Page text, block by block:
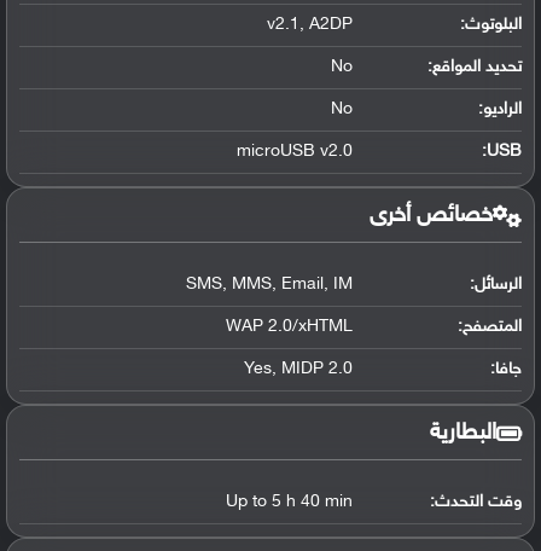
البلوتوث:
v2.1, A2DP
تحديد المواقع:
No
الراديو: No
USB
:
microUSB v2.0
خصائص أخرى
الرسائل: SMS, MMS, Email, IM
المتصفح: WAP 2.0/xHTML
جافا: Yes, MIDP 2.0
البطارية
وقت التحدث: Up to 5 h 40 min